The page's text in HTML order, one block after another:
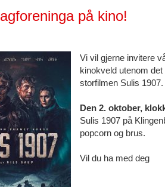
på kino!
Vi vil gjerne invitere
kinokveld utenom
storfilmen Sulis 1907.
Den 2. oktober,
Sulis 1907 på
popcorn og brus.
Vil du ha med deg